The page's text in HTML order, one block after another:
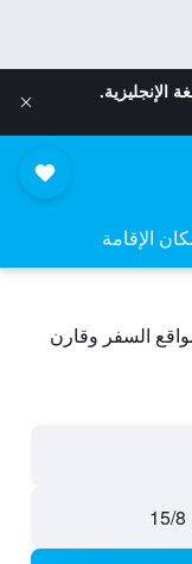
الإنجليزية.
الإقامة
السفر وقارن